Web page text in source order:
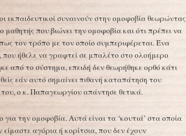
εκπαιδευτικοί συναινούν στην ομοφοβία θεωρώντας
που βιώνει την ομοφοβία και ότι πρέπει να
τον τρόπο με τον οποίο συμπεριφέρεται. Ένα
ήθελε να γραφτεί σε μπαλέτο στο ολοήμερο
από το σύστημα, επειδή δεν θεωρήθηκε ορθό κάτι
εάν αυτό σημαίνει πιθανή καταπάτηση του
ο κ. Παπαγεωργίου απάντησε θετικά.
την ομοφοβία. Αυτά είναι τα ‘κουτιά’ στα οποία
είμαστε αγόρια ή κορίτσια, που δεν έχουν